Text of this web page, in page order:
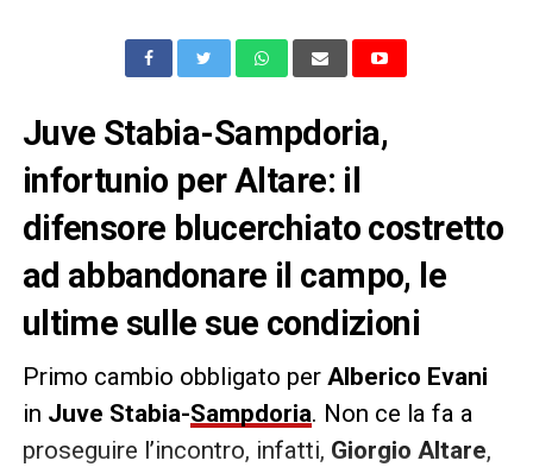
Juve Stabia-Sampdoria,
infortunio per Altare: il
difensore blucerchiato costretto
ad abbandonare il campo, le
ultime sulle sue condizioni
Primo cambio obbligato per Alberico Evani
in Juve Stabia-Sampdoria. Non ce la fa a
proseguire l’incontro, infatti, Giorgio Altare,